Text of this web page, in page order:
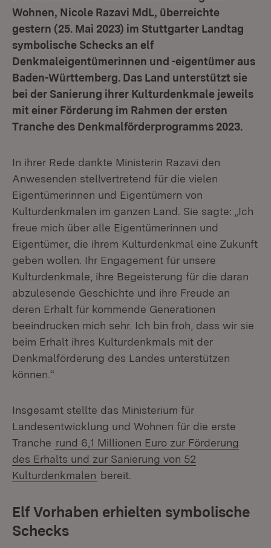
Wohnen, Nicole Razavi MdL, überreichte
gestern (25. Mai 2023) im Stuttgarter Landtag
symbolische Schecks an elf
Denkmaleigentümerinnen und -eigentümer aus
Baden-Württemberg. Das Land unterstützt sie
bei der Sanierung ihrer Kulturdenkmale jeweils
mit einer Förderung im Rahmen der ersten
Tranche des Denkmalförderprogramms 2023.
In ihrer Rede dankte Ministerin Razavi den
Anwesenden stellvertretend für die vielen
Eigentümerinnen und Eigentümern von
Kulturdenkmalen im ganzen Land. Sie sagte: „Ich
freue mich über alle Eigentümerinnen und
Eigentümer, die ihrem Kulturdenkmal eine Zukunft
geben wollen. Ihr Engagement für unsere
Kulturdenkmale, ihre Begeisterung für die daran
abzulesende Geschichte und ihre Freude an
deren Erhalt für kommende Generationen
beeindrucken mich sehr. Ich bin froh, dass wir sie
beim Erhalt ihres Kulturdenkmals mit der
Denkmalförderung des Landes unterstützen
können.“
Insgesamt stellte das Ministerium für
Landesentwicklung und Wohnen für die erste
Tranche rund 6,1 Millionen Euro zur Förderung
des Erhalts und zur Sanierung von 52
Kulturdenkmalen bereit.
Elf Vorhaben erhielten symbolische
Schecks